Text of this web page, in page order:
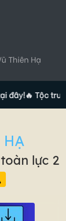
Thiên Hạ
🔥 Tộc
lực 2